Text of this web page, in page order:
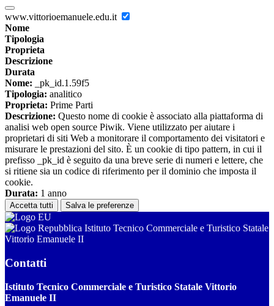
www.vittorioemanuele.edu.it
Nome
Tipologia
Proprieta
Descrizione
Durata
Nome: _pk_id.1.59f5
Tipologia: analitico
Proprieta: Prime Parti
Descrizione: Questo nome di cookie è associato alla piattaforma di
analisi web open source Piwik. Viene utilizzato per aiutare i
proprietari di siti Web a monitorare il comportamento dei visitatori e
misurare le prestazioni del sito. È un cookie di tipo pattern, in cui il
prefisso _pk_id è seguito da una breve serie di numeri e lettere, che
si ritiene sia un codice di riferimento per il dominio che imposta il
cookie.
Durata: 1 anno
Accetta tutti Salva le preferenze
Istituto Tecnico Commerciale e Turistico Statale
Vittorio Emanuele II
Contatti
Istituto Tecnico Commerciale e Turistico Statale Vittorio
Emanuele II